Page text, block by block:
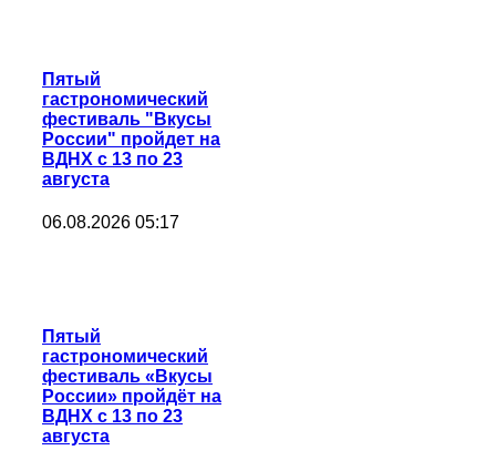
Пятый
гастрономический
фестиваль "Вкусы
России" пройдет на
ВДНХ с 13 по 23
августа
06.08.2026 05:17
Пятый
гастрономический
фестиваль «Вкусы
России» пройдёт на
ВДНХ с 13 по 23
августа